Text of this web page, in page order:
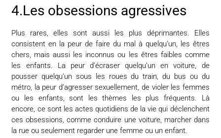
4.Les obsessions agressives
Plus rares, elles sont aussi les plus déprimantes. Elles
consistent en la peur de faire du mal à quelqu’un, les êtres
chers, mais aussi les inconnus ou les êtres faibles comme
les enfants. La peur d’écraser quelqu’un en voiture, de
pousser quelqu’un sous les roues du train, du bus ou du
métro, la peur d’agresser sexuellement, de violer les femmes
ou les enfants, sont les thèmes les plus fréquents. Là
encore, ce sont les actes quotidiens de la vie qui déclenchent
ces obsessions, comme conduire une voiture, marcher dans
la rue ou seulement regarder une femme ou un enfant.